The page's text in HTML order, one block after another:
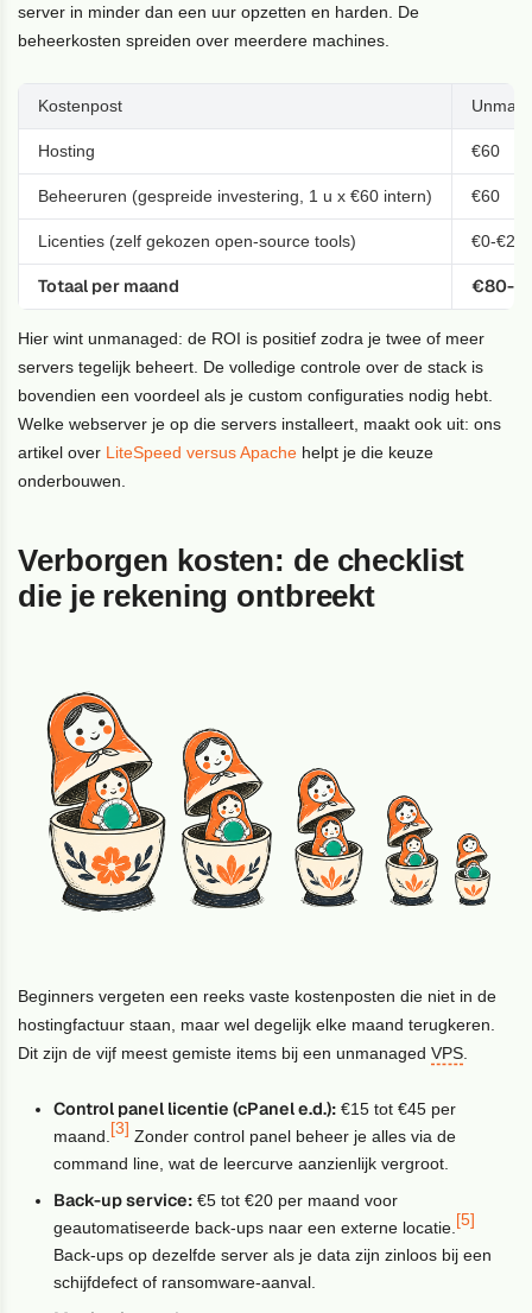
server in minder dan een uur opzetten en harden. De
beheerkosten spreiden over meerdere machines.
Kostenpost
Hosting €60
Beheeruren (gespreide investering, 1 u x €60 intern) €60
Licenties (zelf gekozen open-source tools) €0-€20
Totaal per maand €80-
Hier wint unmanaged: de ROI is positief zodra je twee of meer
servers tegelijk beheert. De volledige controle over de stack is
bovendien een voordeel als je custom configuraties nodig hebt.
Welke webserver je op die servers installeert, maakt ook uit: ons
artikel over LiteSpeed versus Apache helpt je die keuze
onderbouwen.
Verborgen kosten: de checklist
die je rekening ontbreekt
Beginners vergeten een reeks vaste kostenposten die niet in de
hostingfactuur staan, maar wel degelijk elke maand terugkeren.
Dit zijn de vijf meest gemiste items bij een unmanagedVPS
Control panel licentie (cPanel e.d.): €15 tot €45 per
maand. [3] Zonder control panel beheer je alles via de
command line, wat de leercurve aanzienlijk vergroot.
Back-up service: €5 tot €20 per maand voor
geautomatiseerde back-ups naar een externe locatie. [5]
Back-ups op dezelfde server als je data zijn zinloos bij een
schijfdefect of ransomware-aanval.